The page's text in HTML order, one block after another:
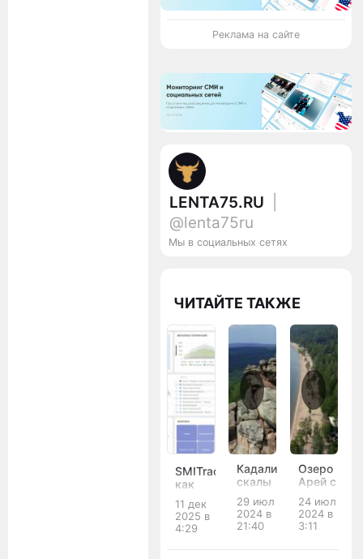
Реклама на сайте
LENTA75.RU
@lenta75ru
Мы в социальных сетях
ЧИТАЙТЕ ТАКЖЕ
SMITrace:
как
российский
сервис
помогает
бизнесу
следить
11 дек
2025 в
4:29
Кадалинские
скалы
«Дворцы»
29 июл
2024 в
21:40
Озеро
Арей с
высоты
птичьего
полета
24 июл
2024 в
3:11